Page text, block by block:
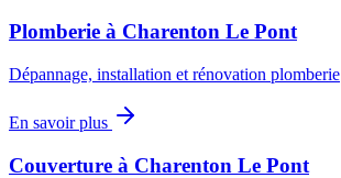
Plomberie à Charenton Le Pont
Dépannage, installation et rénovation plomberie
En savoir plus
Couverture à Charenton Le Pont